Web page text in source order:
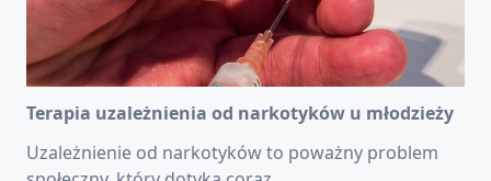
Terapia uzależnienia od narkotyków u młodzieży
Uzależnienie od narkotyków to poważny problem